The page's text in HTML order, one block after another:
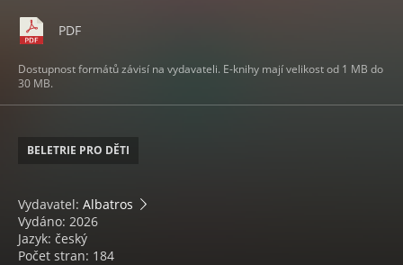
PDF
Dostupnost formátů závisí na vydavateli. E-knihy mají velikost od 1 MB do
30 MB.
BELETRIE PRO DĚTI
Vydavatel: Albatros
Vydáno: 2026
Jazyk: český
Počet stran: 184